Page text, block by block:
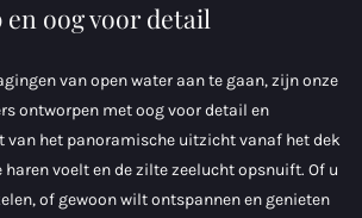
oog voor detail
van open water aan te gaan, zijn onze
ontworpen met oog voor detail en
van het panoramische uitzicht vanaf het dek
voelt en de zilte zeelucht opsnuift. Of u
of gewoon wilt ontspannen en genieten